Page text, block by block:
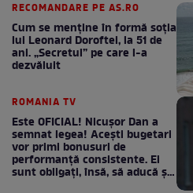
RECOMANDARE PE AS.RO
Cum se menţine în formă soţia
lui Leonard Doroftei, la 51 de
ani. „Secretul” pe care l-a
dezvăluit
ROMANIA TV
Este OFICIAL! Nicușor Dan a
semnat legea! Acești bugetari
vor primi bonusuri de
performanță consistente. Ei
sunt obligați, însă, să aducă și